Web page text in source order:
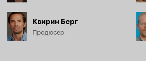
Квирин Берг
Продюсер